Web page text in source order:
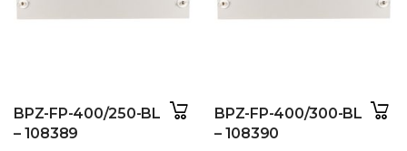
BPZ-FP-400/250-BL
– 108389
BPZ-FP-400/300-BL
– 108390